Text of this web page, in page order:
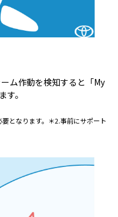
ム作動を検知すると「My
す。
となります。＊2.事前にサポート